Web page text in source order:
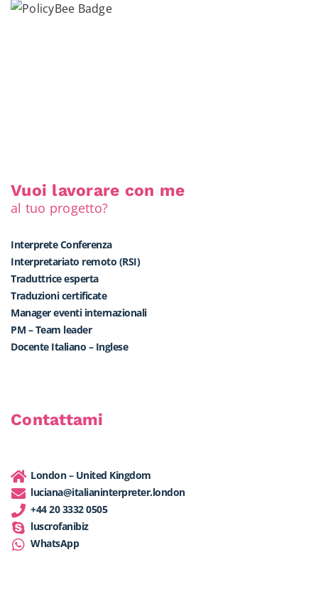
Vuoi lavorare con me
al tuo progetto?
Interprete Conferenza
Interpretariato remoto (RSI)
Traduttrice esperta
Traduzioni certificate
Manager eventi internazionali
PM – Team leader
Docente Italiano – Inglese
Contattami
London – United Kingdom
luciana@italianinterpreter.london
+44 20 3332 0505
luscrofanibiz
WhatsApp